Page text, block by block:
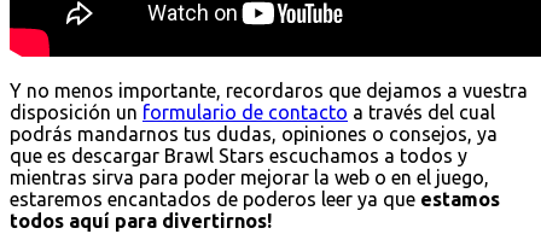
Y no menos importante, recordaros que dejamos a vuestra
disposición un formulario de contacto a través del cual
podrás mandarnos tus dudas, opiniones o consejos, ya
que es descargar Brawl Stars escuchamos a todos y
mientras sirva para poder mejorar la web o en el juego,
estaremos encantados de poderos leer ya que estamos
todos aquí para divertirnos!